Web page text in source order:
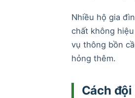
Nhiều hộ gia
chất không
vụ thông bồn
hỏng thêm.
Cách